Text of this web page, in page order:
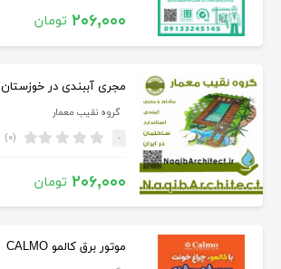
۲۰۶,۰۰۰ تومان
مجری آببندی در خوزستان
گروه نقیب معمار
- (۰)
۲۰۶,۰۰۰ تومان
موتور برق کالمو CALMO